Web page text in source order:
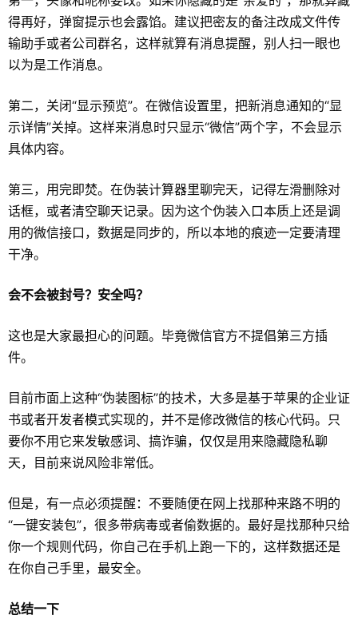
得再好，弹窗提示也会露馅。建议把密友的备注改成文件传
输助手或者公司群名，这样就算有消息提醒，别人扫一眼也
以为是工作消息。
第二，关闭“显示预览”。在微信设置里，把新消息通知的“显
示详情”关掉。这样来消息时只显示“微信”两个字，不会显示
具体内容。
第三，用完即焚。在伪装计算器里聊完天，记得左滑删除对
话框，或者清空聊天记录。因为这个伪装入口本质上还是调
用的微信接口，数据是同步的，所以本地的痕迹一定要清理
干净。
会不会被封号？安全吗？
这也是大家最担心的问题。毕竟微信官方不提倡第三方插
件。
目前市面上这种“伪装图标”的技术，大多是基于苹果的企业证
书或者开发者模式实现的，并不是修改微信的核心代码。只
要你不用它来发敏感词、搞诈骗，仅仅是用来隐藏隐私聊
天，目前来说风险非常低。
但是，有一点必须提醒：不要随便在网上找那种来路不明的
“一键安装包”，很多带病毒或者偷数据的。最好是找那种只给
你一个规则代码，你自己在手机上跑一下的，这样数据还是
在你自己手里，最安全。
总结一下